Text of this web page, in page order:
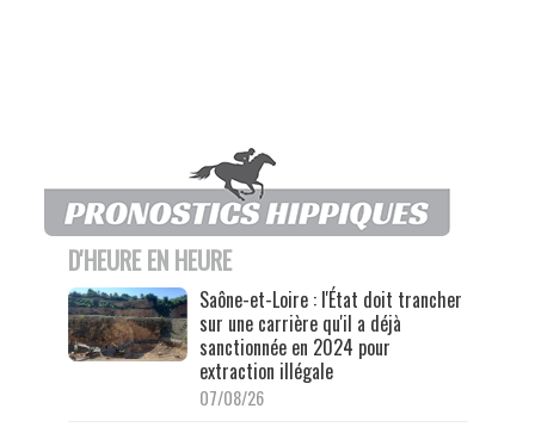
D'HEURE EN HEURE
Saône-et-Loire : l'État doit trancher
sur une carrière qu'il a déjà
sanctionnée en 2024 pour
extraction illégale
07/08/26